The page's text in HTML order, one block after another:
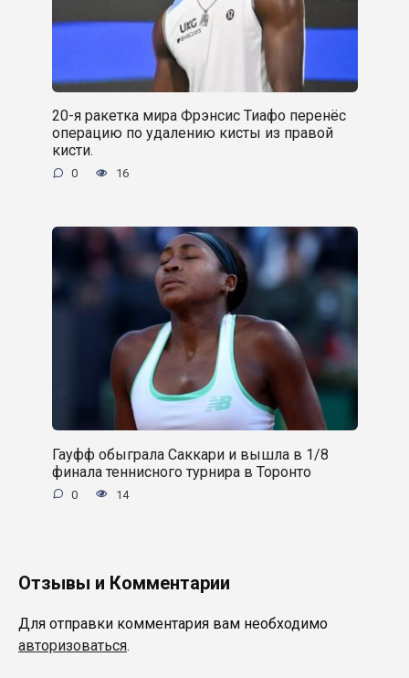
20-я ракетка мира Фрэнсис Тиафо перенёс
операцию по удалению кисты из правой
кисти.
0 16
Гауфф обыграла Саккари и вышла в 1/8
финала теннисного турнира в Торонто
0 14
Отзывы и Комментарии
Для отправки комментария вам необходимо
авторизоваться.